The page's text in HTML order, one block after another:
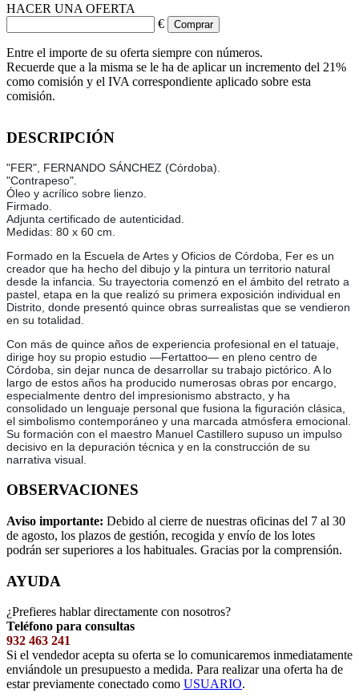
HACER UNA OFERTA
€
Entre el importe de su oferta siempre con números.
Recuerde que a la misma se le ha de aplicar un incremento del 21%
como comisión y el IVA correspondiente aplicado sobre esta
comisión.
DESCRIPCIÓN
"FER", FERNANDO SÁNCHEZ (Córdoba).
"Contrapeso".
Óleo y acrílico sobre lienzo.
Firmado.
Adjunta certificado de autenticidad.
Medidas: 80 x 60 cm.
Formado en la Escuela de Artes y Oficios de Córdoba, Fer es un
creador que ha hecho del dibujo y la pintura un territorio natural
desde la infancia. Su trayectoria comenzó en el ámbito del retrato a
pastel, etapa en la que realizó su primera exposición individual en
Distrito, donde presentó quince obras surrealistas que se vendieron
en su totalidad.
Con más de quince años de experiencia profesional en el tatuaje,
dirige hoy su propio estudio —Fertattoo— en pleno centro de
Córdoba, sin dejar nunca de desarrollar su trabajo pictórico. A lo
largo de estos años ha producido numerosas obras por encargo,
especialmente dentro del impresionismo abstracto, y ha
consolidado un lenguaje personal que fusiona la figuración clásica,
el simbolismo contemporáneo y una marcada atmósfera emocional.
Su formación con el maestro Manuel Castillero supuso un impulso
decisivo en la depuración técnica y en la construcción de su
narrativa visual.
OBSERVACIONES
Aviso importante: Debido al cierre de nuestras oficinas del 7 al 30
de agosto, los plazos de gestión, recogida y envío de los lotes
podrán ser superiores a los habituales. Gracias por la comprensión.
AYUDA
¿Prefieres hablar directamente con nosotros?
Teléfono para consultas
932 463 241
Si el vendedor acepta su oferta se lo comunicaremos inmediatamente
enviándole un presupuesto a medida. Para realizar una oferta ha de
estar previamente conectado como USUARIO.